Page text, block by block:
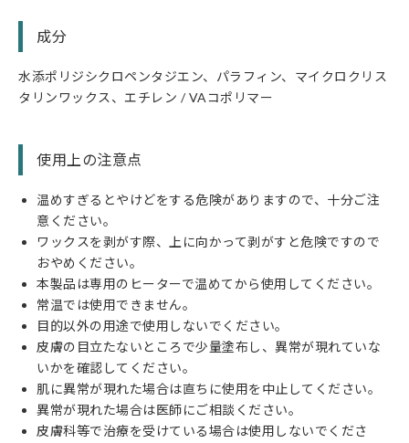
成分
水添ポリジシクロペンタジエン、パラフィン、マイクロクリス
タリンワックス、エチレン / VAコポリマー
使用上の注意点
温めすぎるとやけどをする危険がありますので、十分ご注
意ください。
ワックスを剥がす際、上に向かって剥がすと危険ですので
おやめください。
本製品は専用のヒーターで温めてから使用してください。
常温では使用できません。
目的以外の用途で使用しないでください。
皮膚の目立たないところで少量塗布し、異常が現れていな
いかを確認してください。
肌に異常が現れた場合は直ちに使用を中止してください。
異常が現れた場合は医師にご相談ください。
皮膚科等で治療を受けている場合は使用しないでくださ